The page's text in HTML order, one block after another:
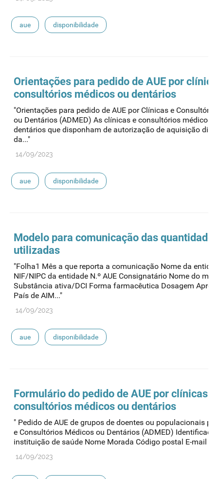
aue disponibilidade
Orientações para pedido de AUE por
consultórios médicos ou dentários
"Orientações para pedido de AUE por Clínicas e
ou Dentários (ADMED) As clínicas e consultórios médicos
dentários que disponham de autorização de aquisição
da..."
14/09/2023
aue disponibilidade
Modelo para comunicação das
utilizadas
"Folha1 Mês a que reporta a comunicação Nome da
NIF/NIPC da entidade N.º AUE Consignatário Nome do
Substância ativa/DCI Forma farmacêutica Dosagem
País de AIM..."
14/09/2023
aue disponibilidade
Formulário do pedido de AUE por clínicas e
consultórios médicos ou dentários
" Pedido de AUE de grupos de doentes ou populacionais
e Consultórios Médicos ou Dentários (ADMED)
instituição de saúde Nome Morada Código postal E-mail ..."
14/09/2023